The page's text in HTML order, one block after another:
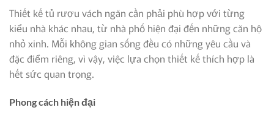
Thiết kế tủ rượu vách ngăn cần phải phù hợp với từng
kiểu nhà khác nhau, từ nhà phố hiện đại đến những căn hộ
nhỏ xinh. Mỗi không gian sống đều có những yêu cầu và
đặc điểm riêng, vì vậy, việc lựa chọn thiết kế thích hợp là
hết sức quan trọng.
Phong cách hiện đại